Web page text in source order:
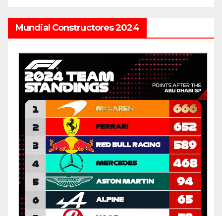
Mundial Constructores 2024